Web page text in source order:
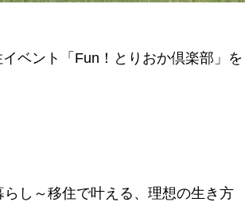
ベント「Fun！とりおか倶楽部」を
し～移住で叶える、理想の生き方